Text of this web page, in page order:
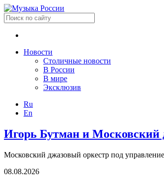
Новости
Столичные новости
В России
В мире
Эксклюзив
Ru
En
Игорь Бутман и Московский
Московский джазовый оркестр под
08.08.2026